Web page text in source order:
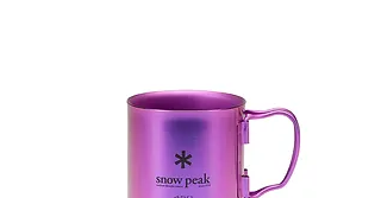
ก่อนตัดสินใจซื้อสินค้า เราอยาก
แนะนำให้คุณสอบถามทุกครั้งว่า ร้าน